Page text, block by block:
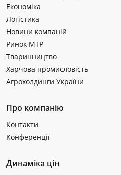
Економіка
Логістика
Новини компаній
Ринок МТР
Тваринництво
Харчова промисловість
Агрохолдинги України
Про компанію
Контакти
Конференції
Динаміка цін